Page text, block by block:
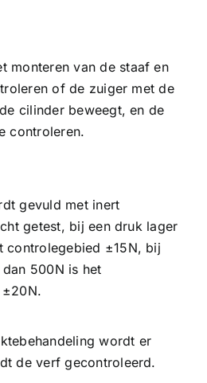
monteren van de staaf en
of de zuiger met de
cilinder beweegt, en de
controleren.
gevuld met inert
getest, bij een druk lager
controlegebied ±15N, bij
500N is het
wordt er
de verf gecontroleerd.